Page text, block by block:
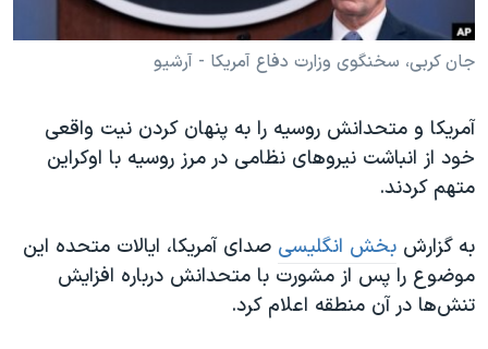
اسرائیل در جنگ
ورزش زنان در ایران
اعتراضات زن، زندگی، آزادی
تریبونال مردمی آبان ۹۸
دادگاه حمید نوری
قانون شفافیت دارائی کادر رهبری ایران
اعتراضات مردمی آبان ۹۸
جان کربی، سخنگوی وزارت دفاع آمریکا - آرشیو
آمریکا و متحدانش روسیه را به پنهان کردن نیت واقعی
خود از انباشت نیروهای نظامی در مرز روسیه با اوکراین
متهم کردند.
به گزارش بخش انگلیسی صدای آمریکا، ایالات متحده این
موضوع را پس از مشورت با متحدانش درباره افزایش
تنش‌ها در آن منطقه اعلام کرد.